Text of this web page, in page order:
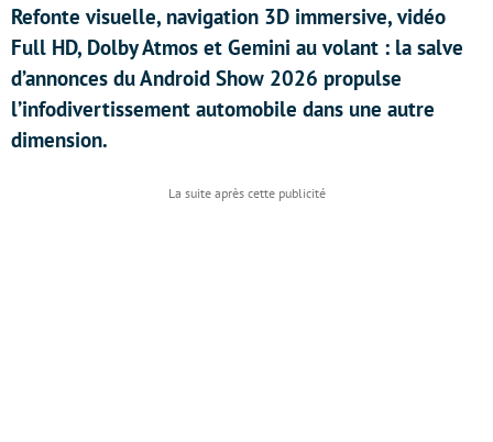
Refonte visuelle, navigation 3D immersive, vidéo
Full HD, Dolby Atmos et Gemini au volant : la salve
d’annonces du Android Show 2026 propulse
l’infodivertissement automobile dans une autre
dimension.